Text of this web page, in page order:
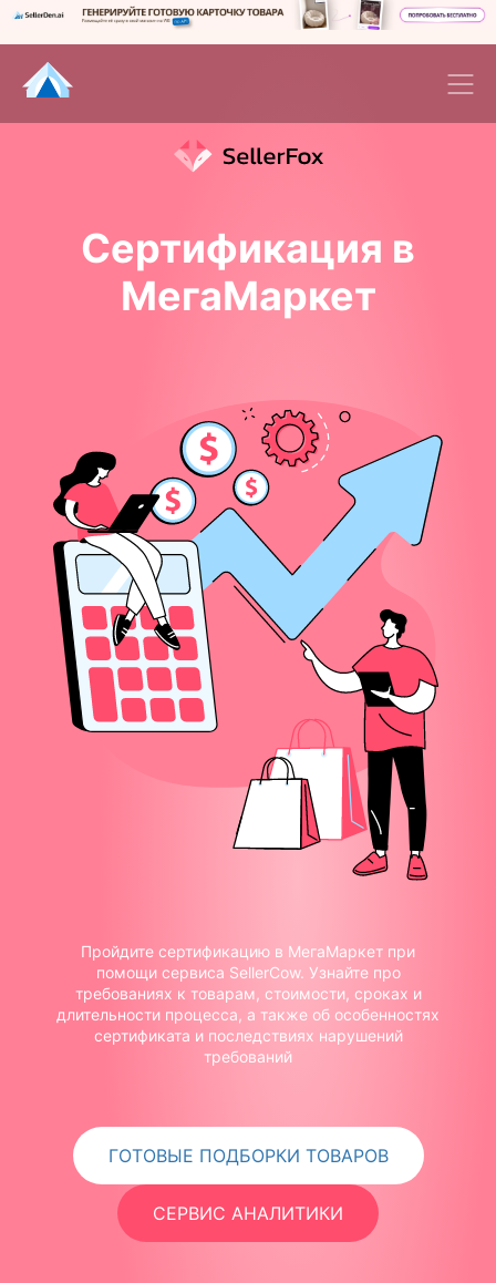
Сертификация в
МегаМаркет
Пройдите сертификацию в МегаМаркет при
помощи сервиса SellerCow. Узнайте про
требованиях к товарам, стоимости, сроках и
длительности процесса, а также об особенностях
сертификата и последствиях нарушений
требований
ГОТОВЫЕ ПОДБОРКИ ТОВАРОВ
СЕРВИС АНАЛИТИКИ